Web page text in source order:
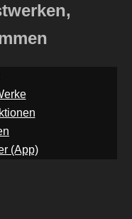
(App)